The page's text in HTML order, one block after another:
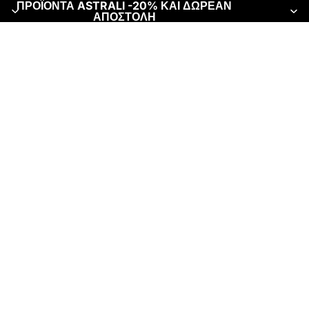
ΠΡΟΪΟΝΤΑ ASTRALI -20% ΚΑΙ ΔΩΡΕΑΝ
ΑΠΟΣΤΟΛΗ